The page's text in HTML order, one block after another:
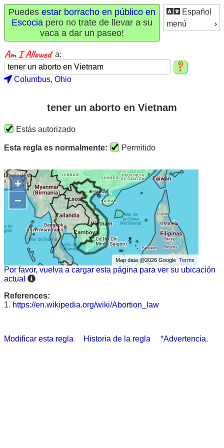
Español
menú
Puedes estar borracho en público en
Escocia pero no trate de llevar a su
vaca a dar un paseo!
a:
Columbus, Ohio
tener un aborto en Vietnam
Estás autorizado
Esta regla es normalmente: Permitido
+
−
Map data @2026 GoogleTerms
Por favor, vuelva a cargar esta página para ver su ubicación
actual
References:
1. https://en.wikipedia.org/wiki/Abortion_law
Modificar esta regla Historia de la regla *Advertencia.